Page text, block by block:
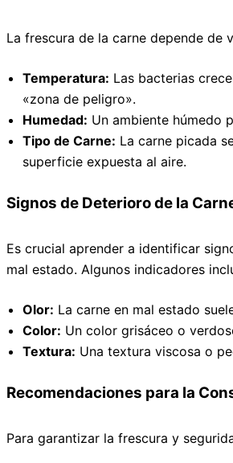
La frescura de la carne depende de
Temperatura: Las bacterias
«zona de peligro».
Humedad: Un ambiente húmedo
Tipo de Carne: La carne picada
superficie expuesta al aire.
Signos de Deterioro de la
Es crucial aprender a identificar
mal estado. Algunos indicadores
Olor: La carne en mal estado
Color: Un color grisáceo o
Textura: Una textura viscosa o
Recomendaciones para la
Para garantizar la frescura y